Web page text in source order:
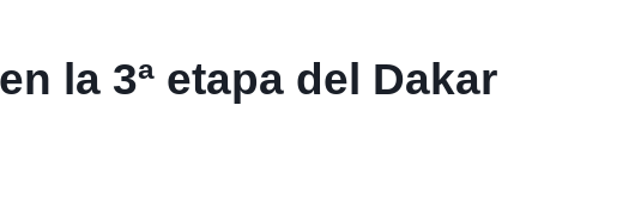
la 3ª etapa del Dakar